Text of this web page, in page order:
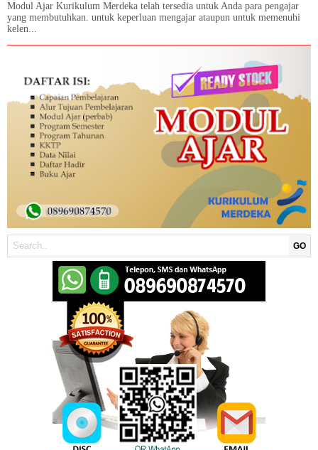
Modul Ajar Kurikulum Merdeka telah tersedia untuk Anda para pengajar
yang membutuhkan. untuk keperluan mengajar ataupun untuk memenuhi
kelen...
GO